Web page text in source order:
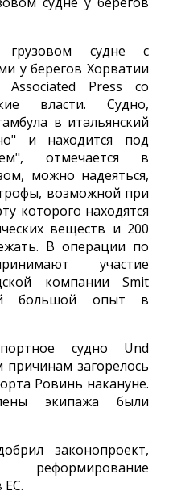
судне с
у берегов Хорватии
Associated Press со
власти. Судно,
в итальянский
и находится под
отмечается в
можно надеяться,
возможной при
которого находятся
веществ и 200
В операции по
участие
компании Smit
большой опыт в
судно Und
загорелось
Ровинь накануне.
экипажа были
законопроект,
ЕС.